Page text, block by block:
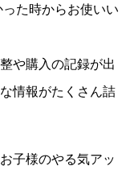
た時からお使いい
や購入の記録が出
情報がたくさん詰
子様のやる気アッ